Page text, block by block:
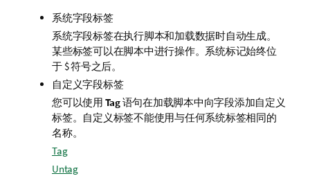
系统字段标签
系统字段标签在执行脚本和加载数据时自动生成。
某些标签可以在脚本中进行操作。系统标记始终位
于 $符号之后。
自定义字段标签
您可以使用 Tag语句在加载脚本中向字段添加自定义
标签。自定义标签不能使用与任何系统标签相同的
名称。
Tag
Untag